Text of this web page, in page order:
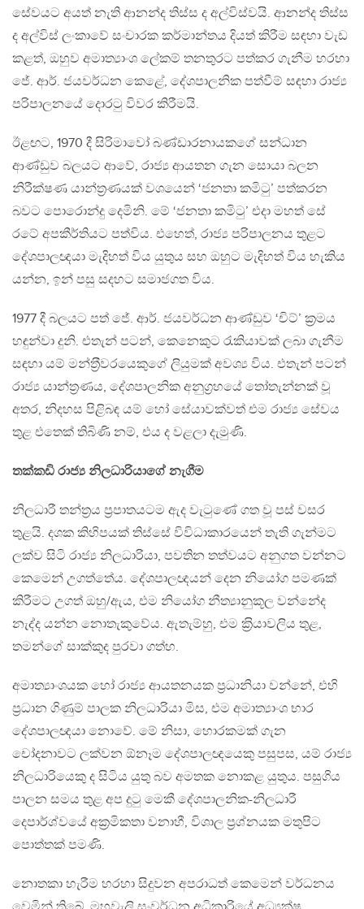
සේවයට අයත් නැති ආනන්ද තිස්ස ද අල්විස්වයි. ආනන්ද තිස්ස
ද අල්විස් ලංකාවේ සංචාරක කර්මාන්තය දියත් කිරීම සඳහා වැඩ
කළත්, ඔහුව අමාත්‍යාංශ ලේකම් තනතුරට පත්කර ගැනීම හරහා
ජේ. ආර්. ජයවර්ධන කෙළේ, දේශපාලනික පත්වීම් සඳහා රාජ්‍ය
පරිපාලනයේ දොරටු විවර කිරීමයි.
ඊළඟට, 1970 දී සිරිමාවෝ බණ්ඩාරනායකගේ සන්ධාන
ආණ්ඩුව බලයට ආවේ, රාජ්‍ය ආයතන ගැන සොයා බලන
නිරීක්ෂණ යාන්ත‍්‍රණයක් වශයෙන් ‘ජනතා කමිටු’ පත්කරන
බවට පොරොන්දු දෙමිනි. මේ ‘ජනතා කමිටු’ එදා මහත් සේ
රටේ අපකීර්තියට පත්විය. එහෙත්, රාජ්‍ය පරිපාලනය තුළට
දේශපාලඥයා මැදිහත් විය යුතුය සහ ඔහුට මැදිහත් විය හැකිය
යන්න, ඉන් පසු සදහට සමාජගත විය.
1977 දී බලයට පත් ජේ. ආර්. ජයවර්ධන ආණ්ඩුව ‘චිට්’ ක‍්‍රමය
හඳුන්වා දුනි. එතැන් පටන්, කෙනෙකුට රැකියාවක් ලබා ගැනීම
සඳහා යම් මන්ත‍්‍රීවරයෙකුගේ ලියුමක් අවශ්‍ය විය. එතැන් පටන්
රාජ්‍ය යාන්ත‍්‍රණය, දේශපාලනික අනුග‍්‍රහයේ තෝතැන්නක් වූ
අතර, නිදහස පිළිබඳ යම් හෝ සේයාවක්වත් එම රාජ්‍ය සේවය
තුළ එතෙක් තිබිණි නම්, එය ද වළලා දැමුණි.
තක්කඩි රාජ්‍ය නිලධාරියාගේ නැගීම
නිලධාරී තන්ත‍්‍රය ප‍්‍රපාතයටම ඇද වැටුණේ ගත වූ පස් වසර
තුළයි. දශක කිහිපයක් තිස්සේ විවිධාකාරයෙන් තැති ගැන්මට
ලක්ව සිටි රාජ්‍ය නිලධාරියා, පවතින තත්වයට අනුගත වන්නට
කෙමෙන් උගත්තේය. දේශපාලඥයන් දෙන නියෝග පමණක්
කිරීමට උගත් ඔහු/ඇය, එම නියෝග නීත්‍යානුකූල වන්නේද
නැද්ද යන්න නොතැකුවේය. ඇතැම්හු, එම ක‍්‍රියාවලිය තුළ,
තමන්ගේ සාක්කුද පුරවා ගත්හ.
අමාත්‍යාංශයක හෝ රාජ්‍ය ආයතනයක ප‍්‍රධානියා වන්නේ, එහි
ප‍්‍රධාන ගිණුම් පාලක නිලධාරියා මිස, එම අමාත්‍යාංශ භාර
දේශපාලඥයා නොවේ. මේ නිසා, හොරකමක් ගැන
චෝදනාවට ලක්වන ඕනෑම දේශපාලඥයෙකු පසුපස, යම් රාජ්‍ය
නිලධාරියෙකු ද සිටිය යුතු බව අමතක නොකළ යුතුය. පසුගිය
පාලන සමය තුළ අප දුටු මෙකී දේශපාලනික-නිලධාරී
දෙපාර්ශ්වයේ අක‍්‍රමිකතා වනාහී, විශාල ප‍්‍රශ්නයක මතුපිට
පොත්තක් පමණි.
නොතකා හැරීම හරහා සිදුවන අපරාධත් කෙමෙන් වර්ධනය